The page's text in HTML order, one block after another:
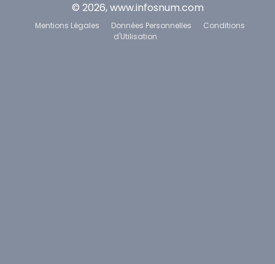
© 2026, www.infosnum.com
Mentions Légales Données Personnelles
Conditions
d'Utilisation